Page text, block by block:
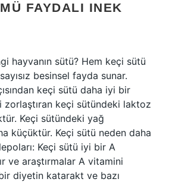
FAYDALI INEK
hayvanın sütü? Hem keçi sütü
besinsel fayda sunar.
keçi sütü daha iyi bir
zorlaştıran keçi sütündeki laktoz
Keçi sütündeki yağ
küçüktür. Keçi sütü neden daha
Keçi sütü iyi bir A
ve araştırmalar A vitamini
diyetin katarakt ve bazı